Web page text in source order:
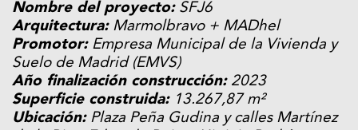
Nombre del proyecto:SFJ6
Arquitectura:Marmolbravo + MADhel
Promotor:Empresa Municipal de la Vivienda y
Suelo de Madrid (EMVS)
Año finalización construcción:2023
Superficie construida:13.267,87 m²
Ubicación:Plaza Peña Gudina y calles Martínez